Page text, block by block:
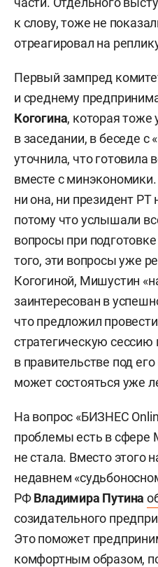
к слову, тоже не
отреагировал на
Первый зампред
и среднему
Когогина, которая тоже
в заседании, в беседе с
уточнила, что
вместе с
ни она, ни президент РТ
потому что услышали
вопросы при
того, эти вопросы уже
Когогиной, Мишустин
заинтересован в
что предложил
стратегическую
в правительстве под
может состояться уже
На вопрос «БИЗНЕС
проблемы есть в сфере
не стала. Вместо этого
недавнем
РФВладимира Путина
созидательного
Это поможет
комфортным образом,